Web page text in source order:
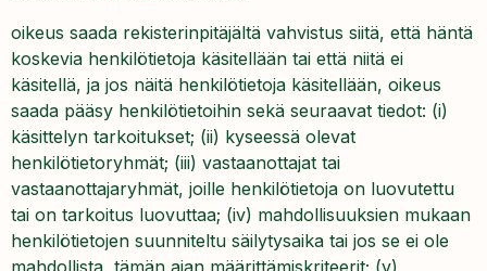
oikeus saada rekisterinpitäjältä vahvistus siitä, että häntä
koskevia henkilötietoja käsitellään tai että niitä ei
käsitellä, ja jos näitä henkilötietoja käsitellään, oikeus
saada pääsy henkilötietoihin sekä seuraavat tiedot: (i)
käsittelyn tarkoitukset; (ii) kyseessä olevat
henkilötietoryhmät; (iii) vastaanottajat tai
vastaanottajaryhmät, joille henkilötietoja on luovutettu
tai on tarkoitus luovuttaa; (iv) mahdollisuuksien mukaan
henkilötietojen suunniteltu säilytysaika tai jos se ei ole